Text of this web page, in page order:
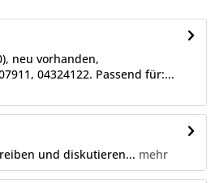
neu vorhanden,
04324122. Passend für:...
und diskutieren... mehr